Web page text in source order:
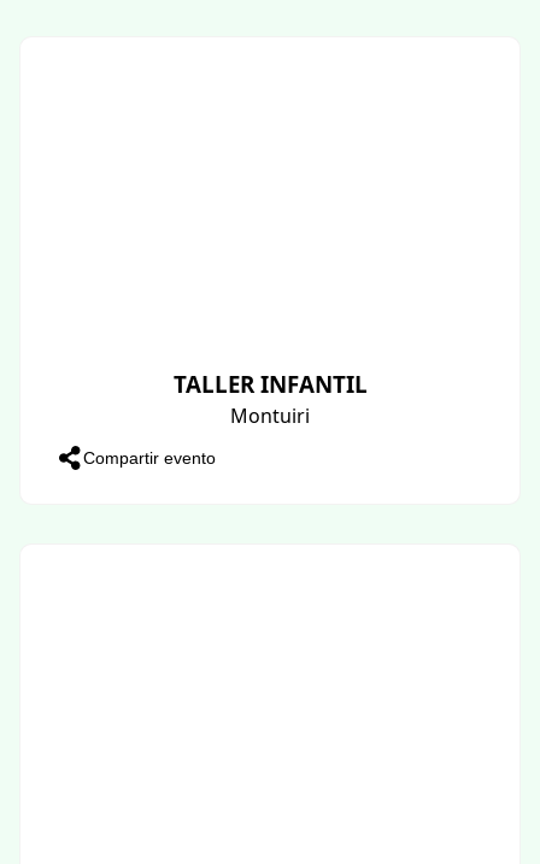
TALLER INFANTIL
Montuiri
Compartir evento